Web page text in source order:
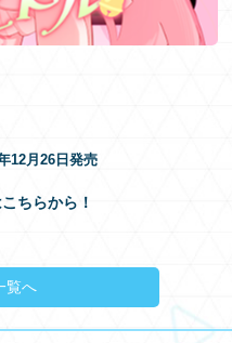
12月26日発売
ちらから！
覧へ